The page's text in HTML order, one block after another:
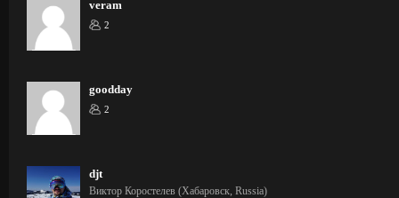
veram
2
goodday
2
djt
Виктор Коростелев (Хабаровск, Russia)